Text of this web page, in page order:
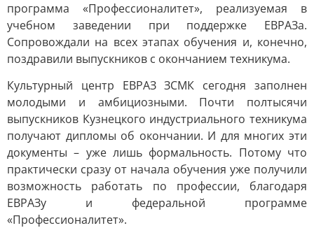
программа «Профессионалитет», реализуемая в
учебном заведении при поддержке ЕВРАЗа.
Сопровождали на всех этапах обучения и, конечно,
поздравили выпускников с окончанием техникума.
Культурный центр ЕВРАЗ ЗСМК сегодня заполнен
молодыми и амбициозными. Почти полтысячи
выпускников Кузнецкого индустриального техникума
получают дипломы об окончании. И для многих эти
документы – уже лишь формальность. Потому что
практически сразу от начала обучения уже получили
возможность работать по профессии, благодаря
ЕВРАЗу и федеральной программе
«Профессионалитет».